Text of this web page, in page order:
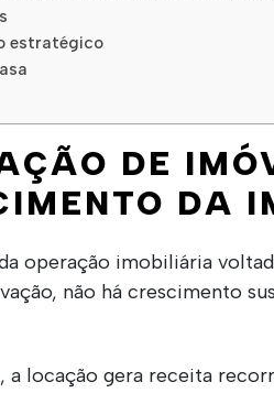
estratégico
DE
DA
operação imobiliária
não há crescimento
a locação gera receita